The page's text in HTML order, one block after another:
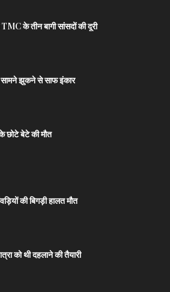
के तीन बागी सांसदों की दूरी
सामने झुकने से साफ इंकार
छोटे बेटे की मौत
की बिगड़ी हालत मौत
को थी दहलाने की तैयारी